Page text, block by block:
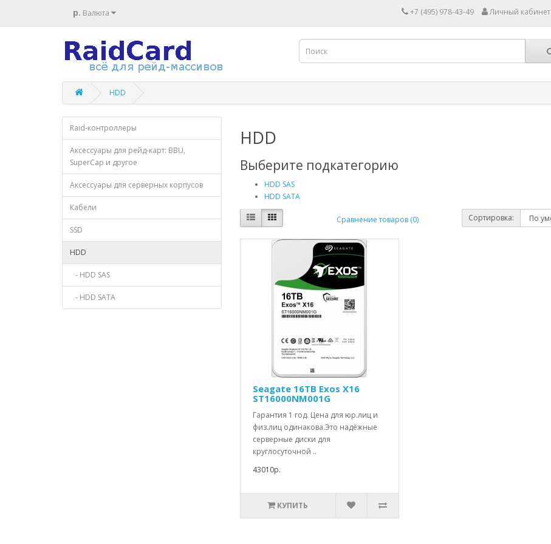
р. Валюта +7 (495) 978-43-49 Личный кабинет
HDD
Raid-контроллеры
Аксессуары для рейд-карт: BBU,
SuperCap и другое
Аксессуары для серверных корпусов
Кабели
SSD
HDD
- HDD SAS
- HDD SATA
HDD
Выберите подкатегорию
HDD SAS
HDD SATA
Сравнение товаров (0) Сортировка:
Seagate 16TB Exos X16
ST16000NM001G
Гарантия 1 год. Цена для юр.лиц и
физ.лиц одинакова.Это надёжные
серверные диски для
круглосуточной ..
43010р.
КУПИТЬ